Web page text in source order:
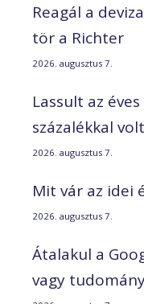
Reagál a
tör a Richter
2026. augusztus 7.
Lassult az
százalékkal
2026. augusztus 7.
Mit vár az idei
2026. augusztus 7.
Átalakul a
vagy